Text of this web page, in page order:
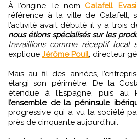
À l’origine, le nom Calafell
référence à la ville de Calafell,
l’activité avait débuté il y a trois
nous étions spécialisés sur les
travaillions comme réceptif local
explique Jérôme Pouil, directeur
Mais au fil des années,
élargi son périmètre. De la
étendue à l’Espagne, puis au
l’ensemble de la péninsule
progressive qui a vu la société
près de cinquante aujourd’hui.